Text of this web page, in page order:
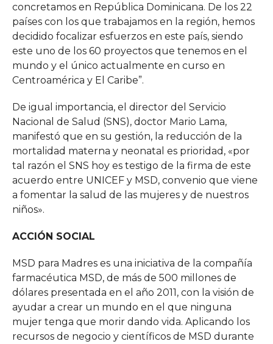
concretamos en República Dominicana. De los 22
países con los que trabajamos en la región, hemos
decidido focalizar esfuerzos en este país, siendo
este uno de los 60 proyectos que tenemos en el
mundo y el único actualmente en curso en
Centroamérica y El Caribe”.
De igual importancia, el director del Servicio
Nacional de Salud (SNS), doctor Mario Lama,
manifestó que en su gestión, la reducción de la
mortalidad materna y neonatal es prioridad, «por
tal razón el SNS hoy es testigo de la firma de este
acuerdo entre UNICEF y MSD, convenio que viene
a fomentar la salud de las mujeres y de nuestros
niños».
ACCIÓN SOCIAL
MSD para Madres es una iniciativa de la compañía
farmacéutica MSD, de más de 500 millones de
dólares presentada en el año 2011, con la visión de
ayudar a crear un mundo en el que ninguna
mujer tenga que morir dando vida. Aplicando los
recursos de negocio y científicos de MSD durante